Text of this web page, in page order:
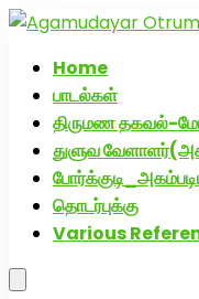
Home
பாடல்கள்
திருமண தகவல்-
துளுவ
தொடர்புக்கு
Various
அகமுடையார் திருமண